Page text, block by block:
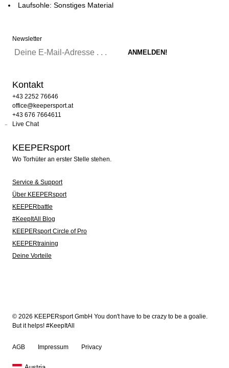
Laufsohle: Sonstiges Material
Newsletter
Kontakt
+43 2252 76646
office@keepersport.at
+43 676 7664611
Live Chat
KEEPERsport
Wo Torhüter an erster Stelle stehen.
Service & Support
Über KEEPERsport
KEEPERbattle
#KeepItAll Blog
KEEPERsport Circle of Pro
KEEPERtraining
Deine Vorteile
© 2026 KEEPERsport GmbH You don't have to be crazy to be a goalie.
But it helps! #KeepItAll
AGB Impressum Privacy